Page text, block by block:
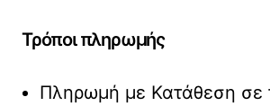
Τρόποι πληρωμής
Πληρωμή με Κατάθεση σε